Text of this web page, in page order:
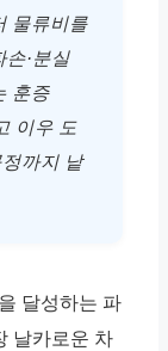
물류비를
·분실
훈증
이우 도
까지 낱
달성하는 파
날카로운 차